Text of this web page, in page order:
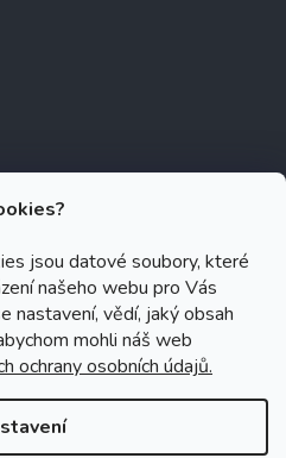
jsou datové soubory, které
našeho webu pro Vás
nastavení, vědí, jaký obsah
mohli náš web
ochrany osobních údajů.
práva vyhrazena.
Upravit
cookies
implementoval Tomáš Hlad
.